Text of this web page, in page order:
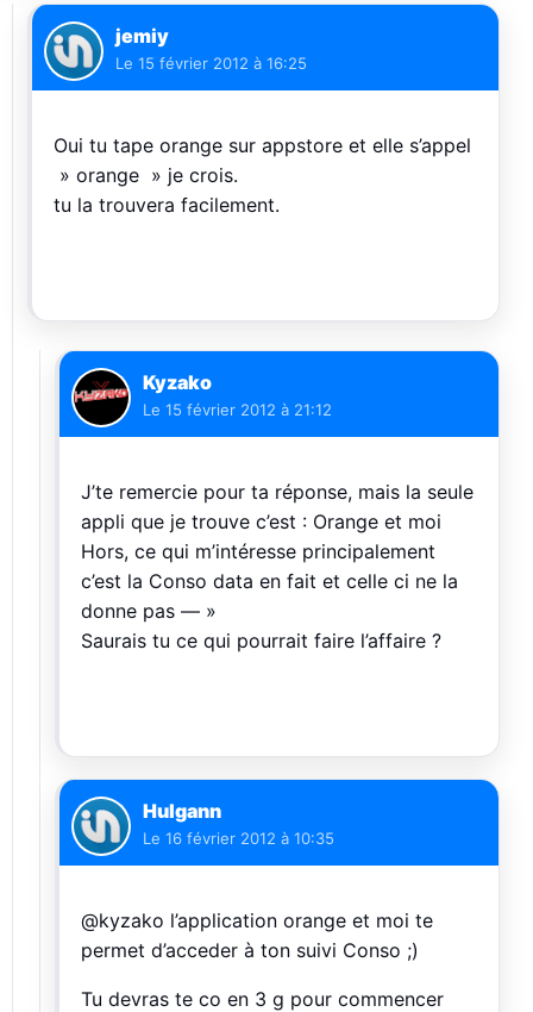
jemiy
Le 15 février 2012 à 16:25
Oui tu tape orange sur appstore et elle s’appel
» orange » je crois.
tu la trouvera facilement.
Kyzako
Le 15 février 2012 à 21:12
J’te remercie pour ta réponse, mais la seule
appli que je trouve c’est : Orange et moi
Hors, ce qui m’intéresse principalement
c’est la Conso data en fait et celle ci ne la
donne pas — »
Saurais tu ce qui pourrait faire l’affaire ?
Hulgann
Le 16 février 2012 à 10:35
@kyzako l’application orange et moi te
permet d’acceder à ton suivi Conso ;)
Tu devras te co en 3 g pour commencer